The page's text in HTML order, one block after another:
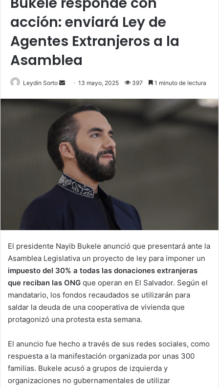
acción: enviará Ley de
Agentes Extranjeros a la
Asamblea
Leydin Sorto
Send
email
13 mayo, 2025 397 1 minuto de lectura
El presidente Nayib Bukele anunció que presentará ante la
Asamblea Legislativa un proyecto de ley para imponer un
impuesto del 30% a todas las donaciones extranjeras
que reciban las ONG que operan en El Salvador. Según el
mandatario, los fondos recaudados se utilizarán para
saldar la deuda de una cooperativa de vivienda que
protagonizó una protesta esta semana.
El anuncio fue hecho a través de sus redes sociales, como
respuesta a la manifestación organizada por unas 300
familias. Bukele acusó a grupos de izquierda y
organizaciones no gubernamentales de utilizar